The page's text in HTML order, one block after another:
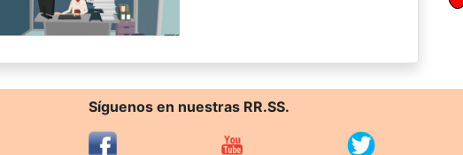
Síguenos en nuestras RR.SS.